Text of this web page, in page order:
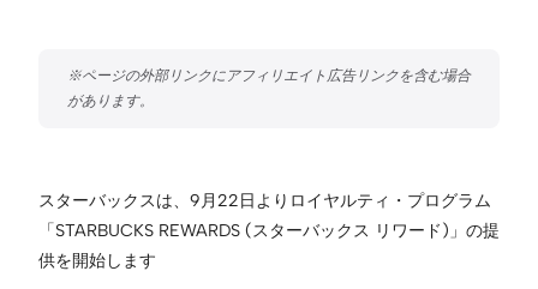
スターバックスは、9月22日よりロイヤルティ・プログラム
「STARBUCKS REWARDS (スターバックス リワード)」の提
供を開始します